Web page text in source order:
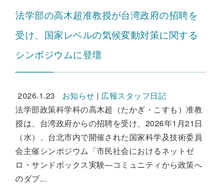
法学部の高木超准教授が台湾政府の招聘を
受け、国家レベルの気候変動対策に関する
シンポジウムに登壇
2026.1.23 お知らせ | 広報スタッフ日記
法学部政策科学科の高木超（たかぎ・こすも）准教
授は、台湾政府からの招聘を受け、2026年1月21日
（水）、台北市内で開催された国家科学及技術委員
会主催シンポジウム「市民社会におけるネットゼ
ロ・サンドボックス実験―コミュニティから政策へ
のダブ...